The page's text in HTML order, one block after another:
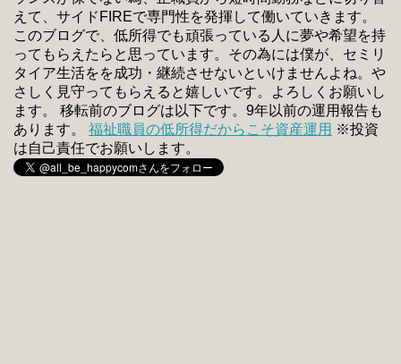
えて、サイドFIREで専門性を発揮して働いていきます。
このブログで、低所得でも頑張っている人に夢や希望を持
ってもらえたらと思っています。その為には僕が、セミリ
タイア生活をを成功・継続させないといけませんよね。や
さしく見守ってもらえると嬉しいです。よろしくお願いし
ます。 移転前のブログは以下です。9年以前の運用報告も
あります。 福祉職員の低所得だからこそ資産運用 ※投資
は自己責任でお願いします。